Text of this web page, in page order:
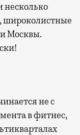
несколько
Москвы.
не с
в фитнес,